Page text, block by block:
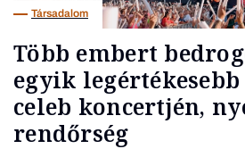
Társadalom
Több embert
egyik
celeb koncertjén,
rendőrség